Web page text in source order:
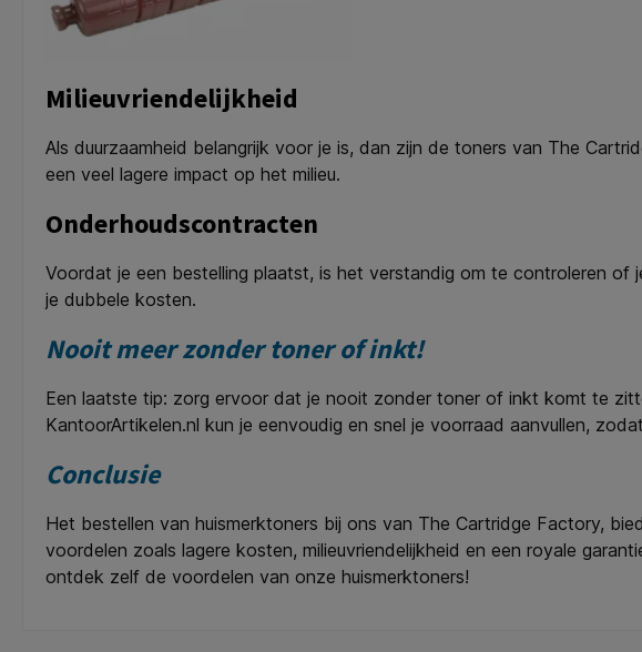
Milieuvriendelijkheid
Als duurzaamheid belangrijk voor je is, dan zijn de toners van The
een veel lagere impact op het milieu.
Onderhoudscontracten
Voordat je een bestelling plaatst, is het verstandig om te controleren
je dubbele kosten.
Nooit meer zonder toner of inkt!
Een laatste tip: zorg ervoor dat je nooit zonder toner of inkt komt te
KantoorArtikelen.nl kun je eenvoudig en snel je voorraad aanvullen,
Conclusie
Het bestellen van huismerktoners bij ons van The Cartridge Factory,
voordelen zoals lagere kosten, milieuvriendelijkheid en een royale
ontdek zelf de voordelen van onze huismerktoners!